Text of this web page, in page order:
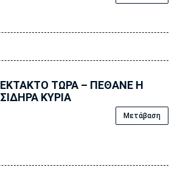
ΕΚΤΑΚΤΟ ΤΩΡΑ – ΠΕΘΑΝΕ Η
ΣΙΔΗΡΑ ΚΥΡΙΑ
Μετάβαση